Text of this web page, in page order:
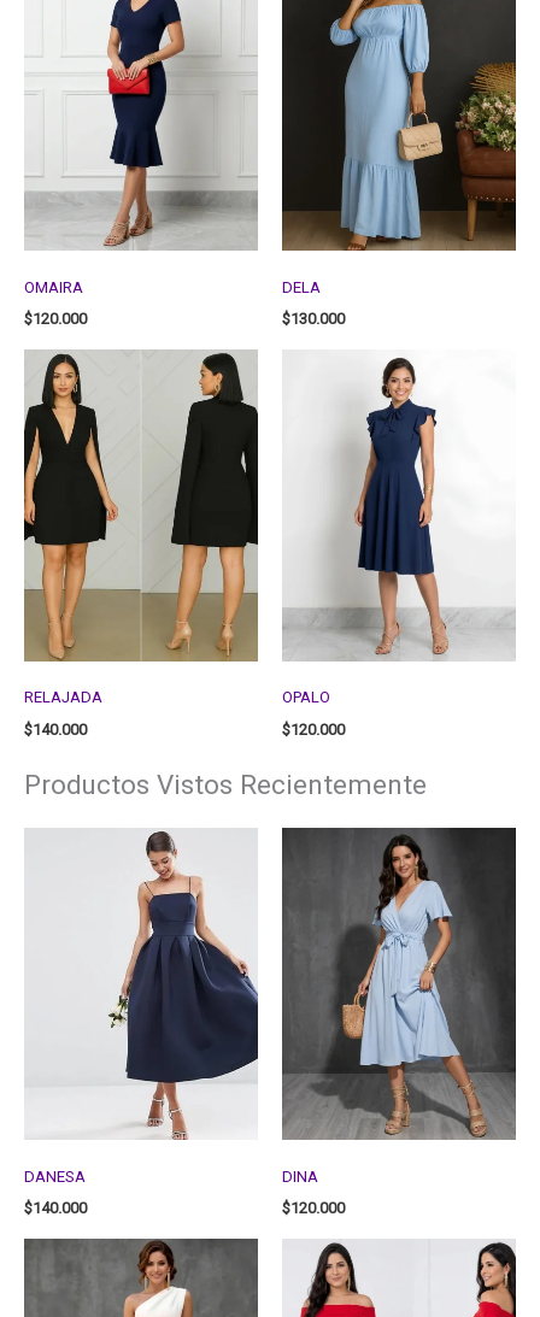
OMAIRA
$120.000
DELA
$130.000
RELAJADA
$140.000
OPALO
$120.000
Productos Vistos Recientemente
DANESA
$140.000
DINA
$120.000